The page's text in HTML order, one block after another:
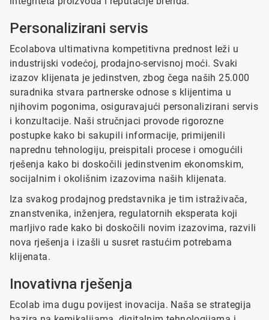
Personalizirani servis
Ecolabova ultimativna kompetitivna prednost leži u
industrijski vodećoj, prodajno-servisnoj moći. Svaki
izazov klijenata je jedinstven, zbog čega naših 25.000
suradnika stvara partnerske odnose s klijentima u
njihovim pogonima, osiguravajući personalizirani servis
i konzultacije. Naši stručnjaci provode rigorozne
postupke kako bi sakupili informacije, primijenili
naprednu tehnologiju, preispitali procese i omogućili
rješenja kako bi doskočili jedinstvenim ekonomskim,
socijalnim i okolišnim izazovima naših klijenata.
Iza svakog prodajnog predstavnika je tim istraživača,
znanstvenika, inženjera, regulatornih eksperata koji
marljivo rade kako bi doskočili novim izazovima, razvili
nova rješenja i izašli u susret rastućim potrebama
klijenata.
Inovativna rješenja
Ecolab ima dugu povijest inovacija. Naša se strategija